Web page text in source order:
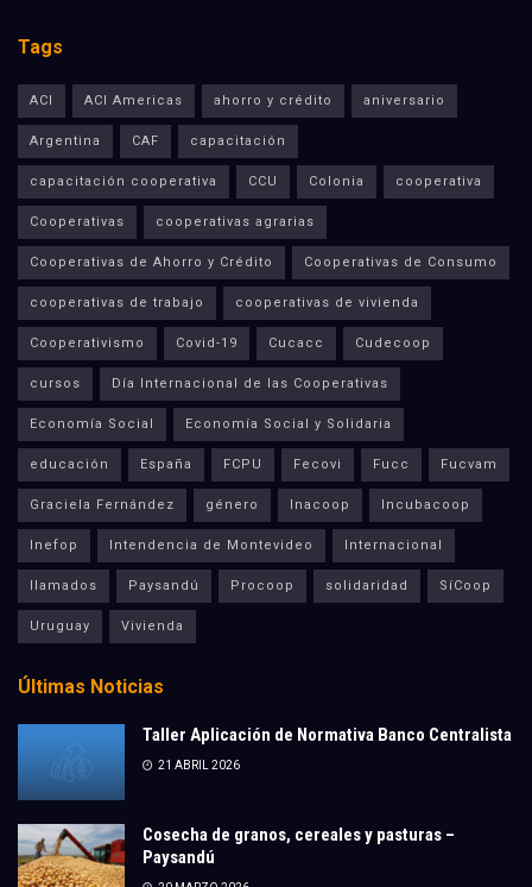
Tags
ACI ACI Americas ahorro y crédito aniversario
Argentina CAF capacitación
capacitación cooperativa CCU Colonia cooperativa
Cooperativas cooperativas agrarias
Cooperativas de Ahorro y Crédito Cooperativas de Consumo
cooperativas de trabajo cooperativas de vivienda
Cooperativismo Covid-19 Cucacc Cudecoop
cursos Día Internacional de las Cooperativas
Economía Social Economía Social y Solidaria
educación España FCPU Fecovi Fucc Fucvam
Graciela Fernández género Inacoop Incubacoop
Inefop Intendencia de Montevideo Internacional
llamados Paysandú Procoop solidaridad SíCoop
Uruguay Vivienda
Últimas Noticias
Taller Aplicación de Normativa Banco Centralista
21 ABRIL 2026
Cosecha de granos, cereales y pasturas –
Paysandú